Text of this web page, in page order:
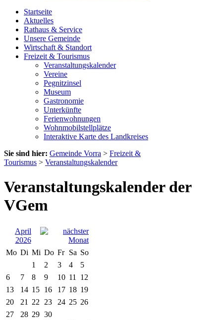
Startseite
Aktuelles
Rathaus & Service
Unsere Gemeinde
Wirtschaft & Standort
Freizeit & Tourismus
Veranstaltungskalender
Vereine
Pegnitzinsel
Museum
Gastronomie
Unterkünfte
Ferienwohnungen
Wohnmobilstellplätze
Interaktive Karte des Landkreises
Sie sind hier: Gemeinde Vorra > Freizeit &
Tourismus > Veranstaltungskalender
Veranstaltungskalender der
VGem
April
2026
Mo Di Mi Do Fr Sa So
1
2 3 4
5
6
7 8 9 10 11
12
13
14 15 16 17 18 19
20
21 22 23 24 25 26
27
28 29 30